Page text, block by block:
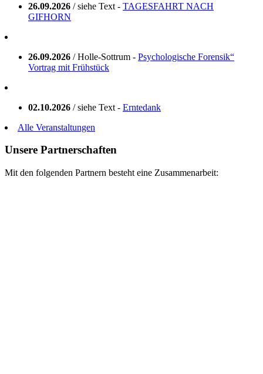
26.09.2026 / siehe Text - TAGESFAHRT NACH
GIFHORN
26.09.2026 / Holle-Sottrum - Psychologische Forensik“
Vortrag mit Frühstück
02.10.2026 / siehe Text - Erntedank
Alle Veranstaltungen
Unsere Partnerschaften
Mit den folgenden Partnern besteht eine Zusammenarbeit: